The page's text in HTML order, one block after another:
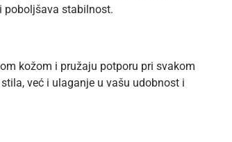
poboljšava stabilnost.
kožom i pružaju potporu pri svakom
već i ulaganje u vašu udobnost i